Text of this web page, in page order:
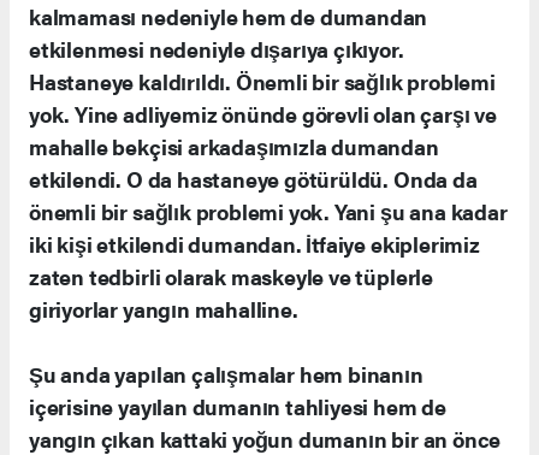
kalmaması nedeniyle hem de dumandan
etkilenmesi nedeniyle dışarıya çıkıyor.
Hastaneye kaldırıldı. Önemli bir sağlık problemi
yok. Yine adliyemiz önünde görevli olan çarşı ve
mahalle bekçisi arkadaşımızla dumandan
etkilendi. O da hastaneye götürüldü. Onda da
önemli bir sağlık problemi yok. Yani şu ana kadar
iki kişi etkilendi dumandan. İtfaiye ekiplerimiz
zaten tedbirli olarak maskeyle ve tüplerle
giriyorlar yangın mahalline.
Şu anda yapılan çalışmalar hem binanın
içerisine yayılan dumanın tahliyesi hem de
yangın çıkan kattaki yoğun dumanın bir an önce